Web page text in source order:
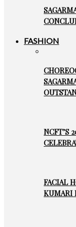
FASHION
NCFT’S
FACIAL
KUMARI